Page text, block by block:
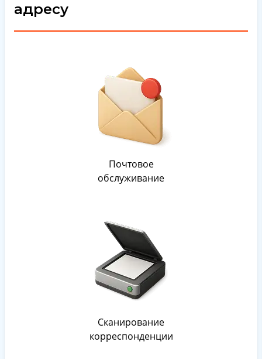
адресу
Почтовое
обслуживание
Сканирование
корреспонденции